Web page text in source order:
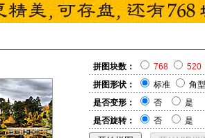
拼图块数： 768
520
拼图形状：
标准
角型
是否变形：
否
是
是否旋转：
否 是